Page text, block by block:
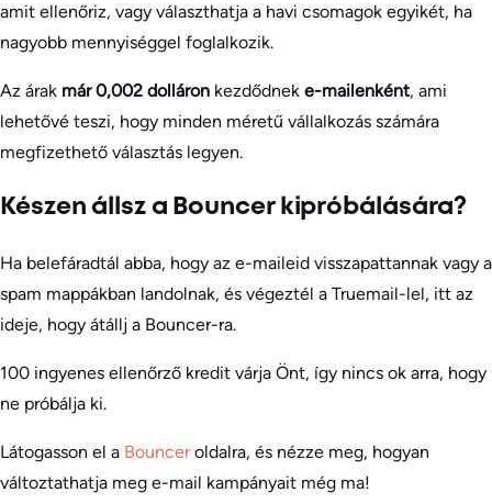
amit ellenőriz, vagy választhatja a havi csomagok egyikét, ha
nagyobb mennyiséggel foglalkozik.
Az árak már 0,002 dolláron kezdődnek e-mailenként, ami
lehetővé teszi, hogy minden méretű vállalkozás számára
megfizethető választás legyen.
Készen állsz a Bouncer kipróbálására?
Ha belefáradtál abba, hogy az e-maileid visszapattannak vagy a
spam mappákban landolnak, és végeztél a Truemail-lel, itt az
ideje, hogy átállj a Bouncer-ra.
100 ingyenes ellenőrző kredit várja Önt, így nincs ok arra, hogy
ne próbálja ki.
Látogasson el a Bounceroldalra, és nézze meg, hogyan
változtathatja meg e-mail kampányait még ma!